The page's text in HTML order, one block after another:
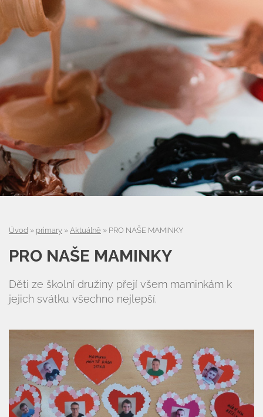
Organizace školního roku
Úřední deska
Naše škola
ZŠ speciální
ZŠ a MŠ při nemocnici
Školní družina
Vyhledávání na webu
Úvod » primary » Aktuálně » PRO NAŠE MAMINKY
PRO NAŠE MAMINKY
Děti ze školní družiny přejí všem maminkám k
jejich svátku všechno nejlepší.